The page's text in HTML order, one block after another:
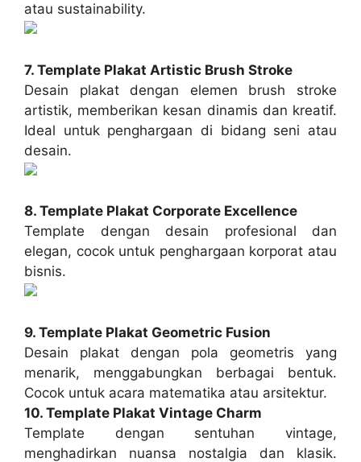
atau sustainability.
7. Template Plakat Artistic Brush Stroke
Desain plakat dengan elemen brush stroke
artistik, memberikan kesan dinamis dan kreatif.
Ideal untuk penghargaan di bidang seni atau
desain.
8. Template Plakat Corporate Excellence
Template dengan desain profesional dan
elegan, cocok untuk penghargaan korporat atau
bisnis.
9. Template Plakat Geometric Fusion
Desain plakat dengan pola geometris yang
menarik, menggabungkan berbagai bentuk.
Cocok untuk acara matematika atau arsitektur.
10. Template Plakat Vintage Charm
Template dengan sentuhan vintage,
menghadirkan nuansa nostalgia dan klasik.